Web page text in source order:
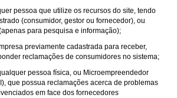
pessoa que utilize os recursos do site, tendo
(consumidor, gestor ou fornecedor), ou
para pesquisa e informação);
previamente cadastrada para receber,
reclamações de consumidores no sistema;
pessoa física, ou Microempreendedor
que possua reclamações acerca de problemas
em face dos fornecedores